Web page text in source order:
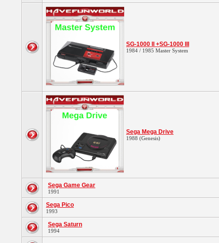
SG-1000 II +SG-1000 III
1984 / 1985 Master System
Sega Mega Drive
1988 (Genesis)
Sega Game Gear
1991
Sega Pico
1993
Sega Saturn
1994